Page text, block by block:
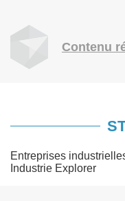
Contenu
Entreprises
Industrie Explorer